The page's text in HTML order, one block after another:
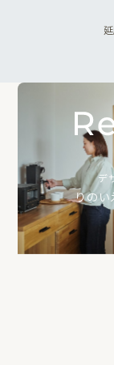
デ
りのい